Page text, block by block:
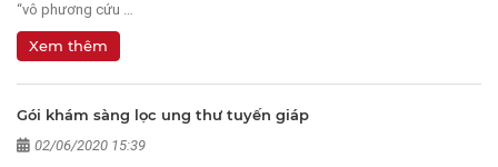
“vô phương cứu …
Xem thêm
Gói khám sàng lọc ung thư tuyến giáp
02/06/2020 15:39